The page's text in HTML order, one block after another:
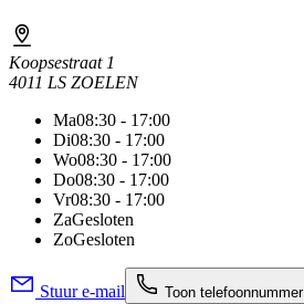
Koopsestraat 1
4011 LS ZOELEN
Ma08:30 - 17:00
Di08:30 - 17:00
Wo08:30 - 17:00
Do08:30 - 17:00
Vr08:30 - 17:00
ZaGesloten
ZoGesloten
Stuur e-mail Toon telefoonnummer